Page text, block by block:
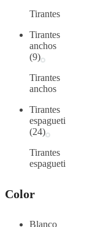
Tirantes
Tirantes
anchos
(9)
Tirantes
anchos
Tirantes
espagueti
(24)
Tirantes
espagueti
Color
Blanco